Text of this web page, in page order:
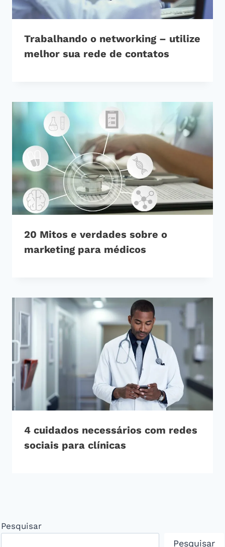
Trabalhando o networking – utilize
melhor sua rede de contatos
20 Mitos e verdades sobre o
marketing para médicos
4 cuidados necessários com redes
sociais para clínicas
Pesquisar
Pesquisar